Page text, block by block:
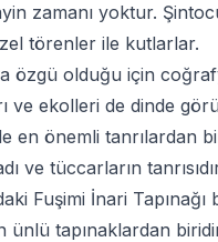
zamanı yoktur.
törenler ile kutlarlar.
özgü olduğu için
ve ekolleri de dinde
en önemli tanrılardan
ve tüccarların
Fuşimi İnari Tapınağı
ünlü tapınaklardan